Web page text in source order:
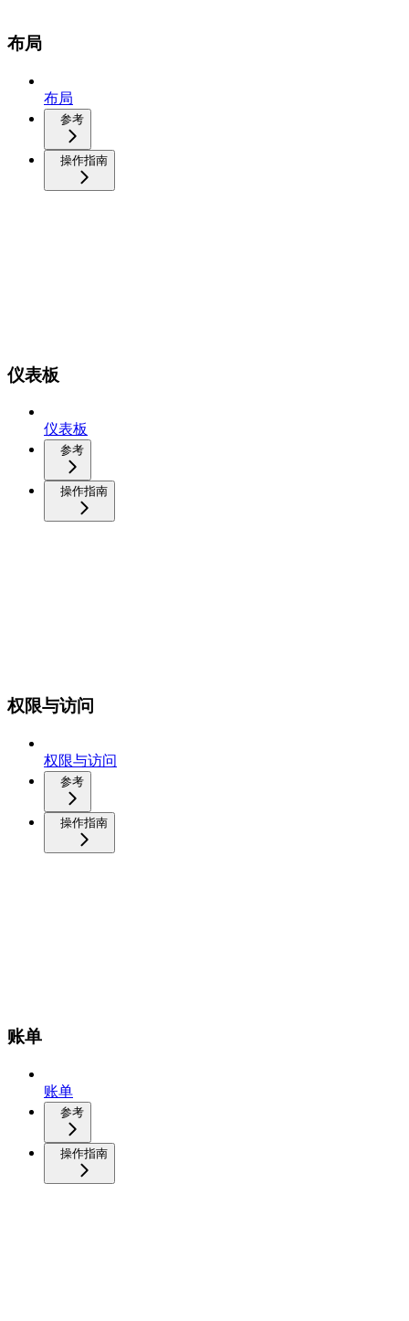
布局
布局
参考
操作指南
仪表板
仪表板
参考
操作指南
权限与访问
权限与访问
参考
操作指南
账单
账单
参考
操作指南